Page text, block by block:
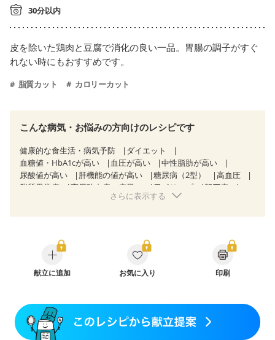
30分以内
皮を除いた鶏肉と豆腐で消化の良い一品。胃腸の調子がすぐ
れない時にもおすすめです。
脂質カット カロリーカット
こんな病気・お悩みの方向けのレシピです
健康的な食生活・病気予防
ダイエット
血糖値・HbA1cが高い
血圧が高い
中性脂肪が高い
尿酸値が高い
肝機能の値が高い 糖尿病（2型）
高血圧
脂質異常症
高尿酸血症（痛風） 胃ポリープ
胆石症
過敏性腸症候群（IBS）
大腸がん治療を終えた方・経過観察中の方
産後（ミルク）
関節リウマチ
フレイル（年齢に合わせた体作り）
貧血対策
ニキビ・肌荒れ 妊活中
さらに表示する
献立に追加 お気に入り 印刷